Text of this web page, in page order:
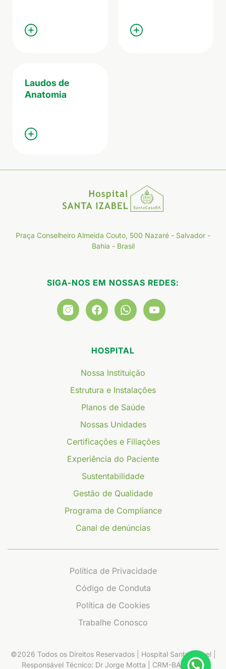
Laudos de
Anatomia
Praça Conselheiro Almeida Couto, 500 Nazaré - Salvador -
Bahia - Brasil
SIGA-NOS EM NOSSAS REDES:
HOSPITAL
Nossa Instituição
Estrutura e Instalações
Planos de Saúde
Nossas Unidades
Certificações e Filiações
Experiência do Paciente
Sustentabilidade
Gestão de Qualidade
Programa de Compliance
Canal de denúncias
Política de Privacidade
Código de Conduta
Política de Cookies
Trabalhe Conosco
©2026 Todos os Direitos Reservados | Hospital Santa Izabel |
Responsável Técnico: Dr Jorge Motta | CRM-BA 14.612